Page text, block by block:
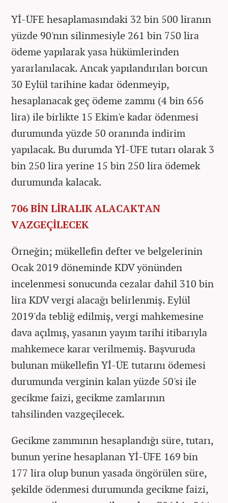
Yİ-ÜFE hesaplamasındaki 32 bin 500 liranın
yüzde 90'nın silinmesiyle 261 bin 750 lira
ödeme yapılarak yasa hükümlerinden
yararlanılacak. Ancak yapılandırılan borcun
30 Eylül tarihine kadar ödenmeyip,
hesaplanacak geç ödeme zammı (4 bin 656
lira) ile birlikte 15 Ekim'e kadar ödenmesi
durumunda yüzde 50 oranında indirim
yapılacak. Bu durumda Yİ-ÜFE tutarı olarak 3
bin 250 lira yerine 15 bin 250 lira ödemek
durumunda kalacak.
706 BİN LİRALIK ALACAKTAN
VAZGEÇİLECEK
Örneğin; mükellefin defter ve belgelerinin
Ocak 2019 döneminde KDV yönünden
incelenmesi sonucunda cezalar dahil 310 bin
lira KDV vergi alacağı belirlenmiş. Eylül
2019'da tebliğ edilmiş, vergi mahkemesine
dava açılmış, yasanın yayım tarihi itibarıyla
mahkemece karar verilmemiş. Başvuruda
bulunan mükellefin Yİ-ÜE tutarını ödemesi
durumunda verginin kalan yüzde 50'si ile
gecikme faizi, gecikme zamlarının
tahsilinden vazgeçilecek.
Gecikme zammının hesaplandığı süre, tutarı,
bunun yerine hesaplanan Yİ-ÜFE 169 bin
177 lira olup bunun yasada öngörülen süre,
şekilde ödenmesi durumunda gecikme faizi,